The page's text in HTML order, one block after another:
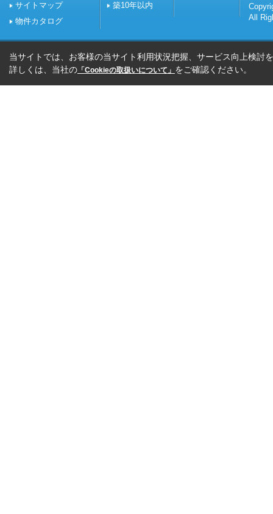
サイトマップ
物件カタログ
築10年以内
All
当サイトでは、お客様の当サイト利用状況把握、サービス向上検討
詳しくは、当社の 「Cookieの取扱いについて」 をご確認ください。